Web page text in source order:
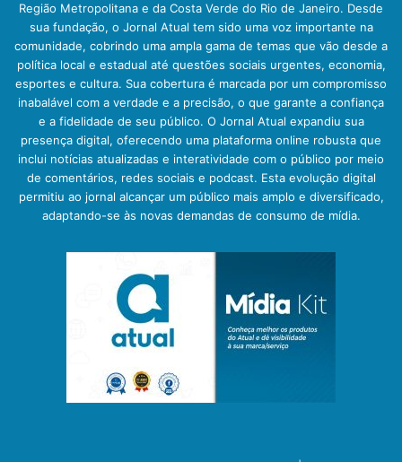
Região Metropolitana e da Costa Verde do Rio de Janeiro. Desde
sua fundação, o Jornal Atual tem sido uma voz importante na
comunidade, cobrindo uma ampla gama de temas que vão desde a
política local e estadual até questões sociais urgentes, economia,
esportes e cultura. Sua cobertura é marcada por um compromisso
inabalável com a verdade e a precisão, o que garante a confiança
e a fidelidade de seu público. O Jornal Atual expandiu sua
presença digital, oferecendo uma plataforma online robusta que
inclui notícias atualizadas e interatividade com o público por meio
de comentários, redes sociais e podcast. Esta evolução digital
permitiu ao jornal alcançar um público mais amplo e diversificado,
adaptando-se às novas demandas de consumo de mídia.